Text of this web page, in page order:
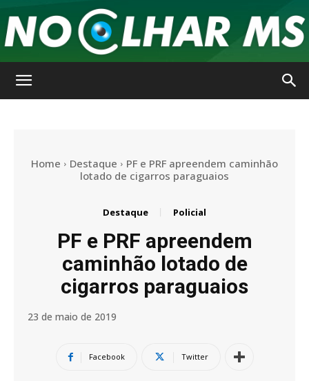
MS
Home Destaque
PF e PRF apreendem caminhão
lotado de cigarros paraguaios
Destaque Policial
PF e PRF apreendem
caminhão lotado de
cigarros paraguaios
23 de maio de 2019
Facebook Twitter